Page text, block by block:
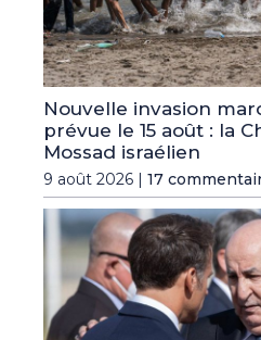
Nouvelle invasion
prévue le 15 août : la
Mossad israélien
9 août 2026 | 17